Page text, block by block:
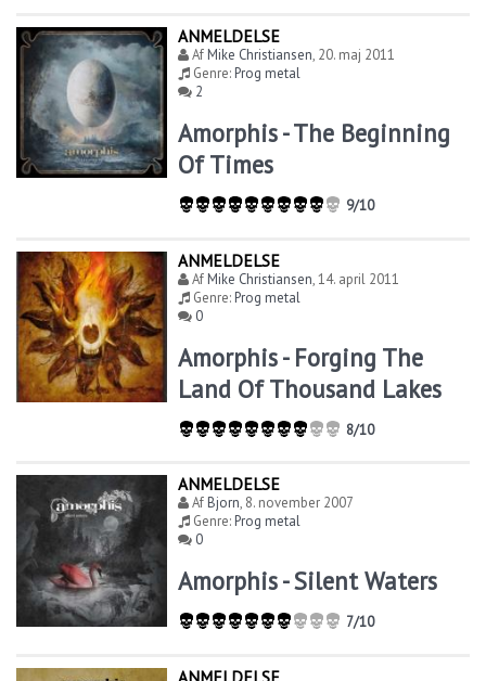
ANMELDELSE
AfMike Christiansen, 20. maj 2011
Genre:Prog metal
2
Amorphis - The Beginning
Of Times
9/10
ANMELDELSE
AfMike Christiansen,14. april 2011
Genre:Prog metal
0
Amorphis - Forging The
Land Of Thousand Lakes
8/10
ANMELDELSE
AfBjorn, 8. november 2007
Genre:Prog metal
0
Amorphis - Silent Waters
7/10